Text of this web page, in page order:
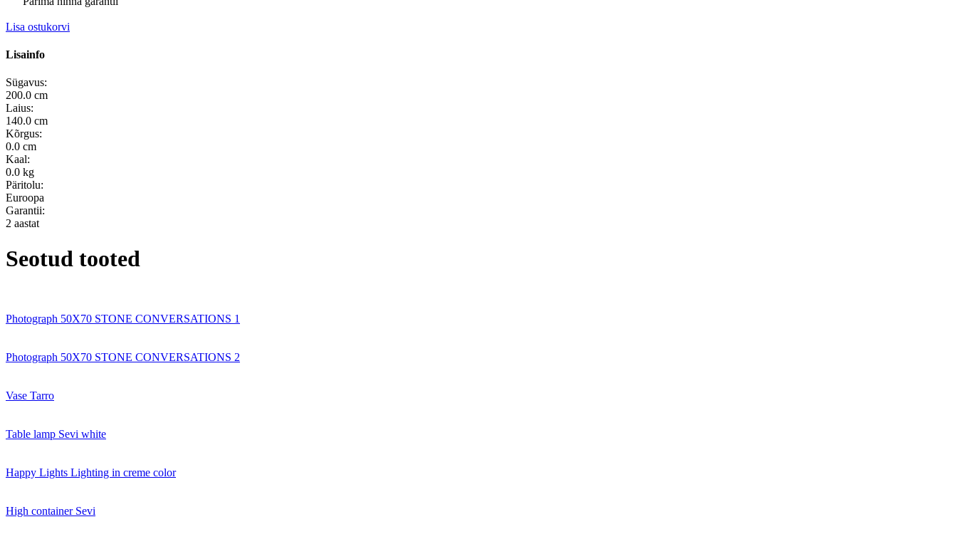
Lisa ostukorvi
Lisainfo
Sügavus:
200.0 cm
Laius:
140.0 cm
Kõrgus:
0.0 cm
Kaal:
0.0 kg
Päritolu:
Euroopa
Garantii:
2 aastat
Seotud tooted
Photograph 50X70 STONE CONVERSATIONS 1
Photograph 50X70 STONE CONVERSATIONS 2
Vase Tarro
Table lamp Sevi white
Happy Lights Lighting in creme color
High container Sevi